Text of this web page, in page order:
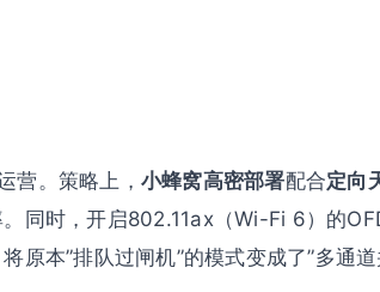
营。策略上， 小蜂窝高密部署配合定向
同时，开启802.11ax（Wi-Fi 6）的
原本”排队过闸机”的模式变成了”多通